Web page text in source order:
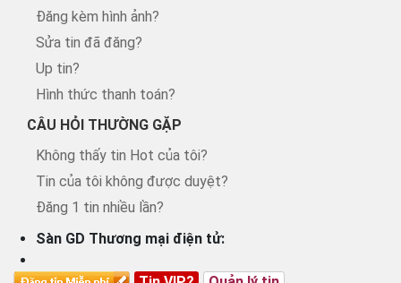
Đăng kèm hình ảnh?
Sửa tin đã đăng?
Up tin?
Hình thức thanh toán?
CÂU HỎI THƯỜNG GẶP
Không thấy tin Hot của tôi?
Tin của tôi không được duyệt?
Đăng 1 tin nhiều lần?
Sàn GD Thương mại điện tử: